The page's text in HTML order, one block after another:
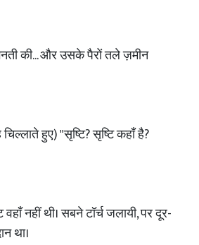
की... और उसके पैरों तले ज़मीन
हुए) "सृष्टि? सृष्टि कहाँ है?
नहीं थी। सबने टॉर्च जलायी, पर दूर-
था।